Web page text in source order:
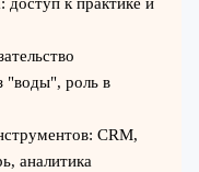
доступ к практике и
"воды", роль в
CRM,
аналитика